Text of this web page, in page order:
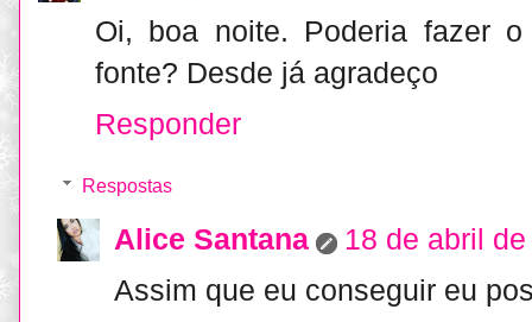
Oi, boa noite. Poderia fazer
fonte? Desde já agradeço
Responder
Respostas
Alice Santana
18 de abril
Assim que eu conseguir eu